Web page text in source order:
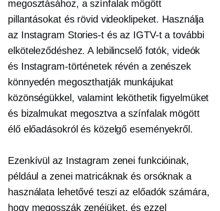
megosztásához, a színfalak mögött
pillantásokat és rövid videoklipeket. Használja
az Instagram Stories-t és az IGTV-t a további
elköteleződéshez. A lebilincselő fotók, videók
és Instagram-történetek révén a zenészek
könnyedén megoszthatják munkájukat
közönségükkel, valamint leköthetik figyelmüket
és bizalmukat megosztva a színfalak mögött
élő előadásokról és közelgő eseményekről.
Ezenkívül az Instagram zenei funkcióinak,
például a zenei matricáknak és orsóknak a
használata lehetővé teszi az előadók számára,
hogy megosszák zenéjüket, és ezzel